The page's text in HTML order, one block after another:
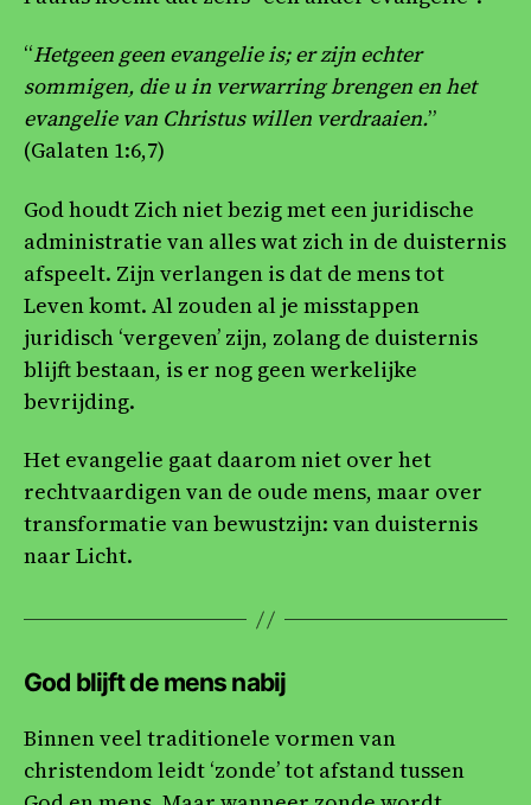
“Hetgeen geen evangelie is; er zijn echter
sommigen, die u in verwarring brengen en het
evangelie van Christus willen verdraaien.”
(Galaten 1:6,7)
God houdt Zich niet bezig met een juridische
administratie van alles wat zich in de duisternis
afspeelt. Zijn verlangen is dat de mens tot
Leven komt. Al zouden al je misstappen
juridisch ‘vergeven’ zijn, zolang de duisternis
blijft bestaan, is er nog geen werkelijke
bevrijding.
Het evangelie gaat daarom niet over het
rechtvaardigen van de oude mens, maar over
transformatie van bewustzijn: van duisternis
naar Licht.
God blijft de mens nabij
Binnen veel traditionele vormen van
christendom leidt ‘zonde’ tot afstand tussen